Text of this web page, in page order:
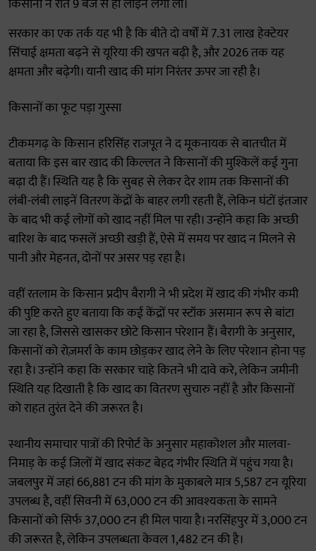
किसानों ने रात 9 बजे से ही लाइन लगा ली।
सरकार का एक तर्क यह भी है कि बीते दो वर्षों में 7.31 लाख हेक्टेयर
सिंचाई क्षमता बढ़ने से यूरिया की खपत बढ़ी है, और 2026 तक यह
क्षमता और बढ़ेगी। यानी खाद की मांग निरंतर ऊपर जा रही है।
किसानों का फूट पड़ा गुस्सा
टीकमगढ़ के किसान हरिसिंह राजपूत ने द मूकनायक से बातचीत में
बताया कि इस बार खाद की किल्लत ने किसानों की मुश्किलें कई गुना
बढ़ा दी हैं। स्थिति यह है कि सुबह से लेकर देर शाम तक किसानों की
लंबी-लंबी लाइनें वितरण केंद्रों के बाहर लगी रहती हैं, लेकिन घंटों इंतजार
के बाद भी कई लोगों को खाद नहीं मिल पा रही। उन्होंने कहा कि अच्छी
बारिश के बाद फसलें अच्छी खड़ी हैं, ऐसे में समय पर खाद न मिलने से
पानी और मेहनत, दोनों पर असर पड़ रहा है।
वहीं रतलाम के किसान प्रदीप बैरागी ने भी प्रदेश में खाद की गंभीर कमी
की पुष्टि करते हुए बताया कि कई केंद्रों पर स्टॉक असमान रूप से बांटा
जा रहा है, जिससे खासकर छोटे किसान परेशान हैं। बैरागी के अनुसार,
किसानों को रोज़मर्रा के काम छोड़कर खाद लेने के लिए परेशान होना पड़
रहा है। उन्होंने कहा कि सरकार चाहे कितने भी दावे करे, लेकिन जमीनी
स्थिति यह दिखाती है कि खाद का वितरण सुचारु नहीं है और किसानों
को राहत तुरंत देने की जरूरत है।
स्थानीय समाचार पात्रों की रिपोर्ट के अनुसार महाकोशल और मालवा-
निमाड़ के कई जिलों में खाद संकट बेहद गंभीर स्थिति में पहुंच गया है।
जबलपुर में जहां 66,881 टन की मांग के मुकाबले मात्र 5,587 टन यूरिया
उपलब्ध है, वहीं सिवनी में 63,000 टन की आवश्यकता के सामने
किसानों को सिर्फ 37,000 टन ही मिल पाया है। नरसिंहपुर में 3,000 टन
की जरूरत है, लेकिन उपलब्धता केवल 1,482 टन की है।